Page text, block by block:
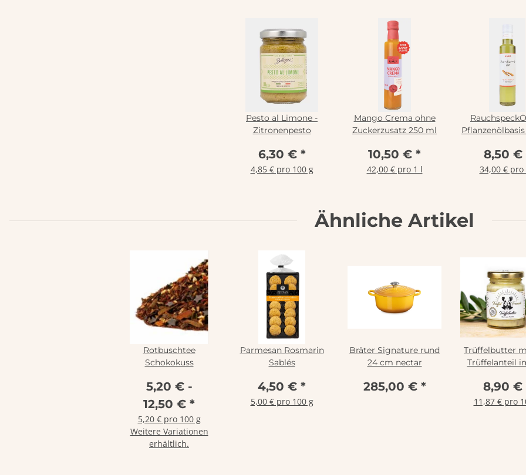
Pesto al Limone -
Zitronenpesto
6,30 € *
4,85 € pro 100 g
Mango Crema ohne
Zuckerzusatz 250 ml
10,50 € *
42,00 € pro 1 l
8,50 €
34,00 € pro
Ähnliche Artikel
Rotbuschtee
Schokokuss
5,20 € -
12,50 € *
5,20 € pro 100 g
Weitere Variationen
erhältlich.
Parmesan Rosmarin
Sablés
4,50 € *
5,00 € pro 100 g
Bräter Signature rund
24 cm nectar
285,00 € *
Trüffelbutter
Trüffelanteil
8,90 €
11,87 € pro